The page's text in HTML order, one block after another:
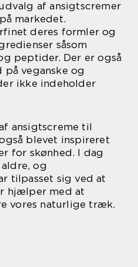
af ansigtscremer
markedet.
deres formler og
såsom
peptider. Der er også
veganske og
ikke indeholder
ansigtscreme til
blevet inspireret
for skønhed. I dag
og
tilpasset sig ved at
hjælper med at
vores naturlige træk.